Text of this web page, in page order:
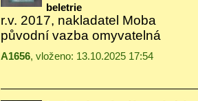
beletrie
r.v. 2017, nakladatel Moba
původní vazba omyvatelná
A1656, vloženo: 13.10.2025 17:54